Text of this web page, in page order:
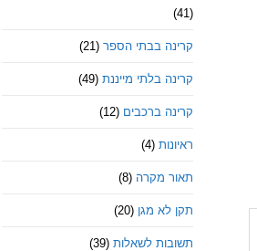
(41)
קרינה בבתי הספר (21)
קרינה בלתי מייננת (49)
קרינה ברכבים (12)
ראיונות (4)
תאור מקרה (8)
תקן לא מגן (20)
תשובות לשאלות (39)